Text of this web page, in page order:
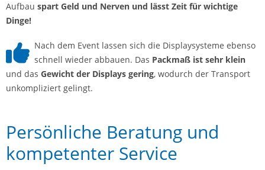
Aufbau spart Geld und Nerven und lässt Zeit für wichtige
Dinge!
Nach dem Event lassen sich die Displaysysteme ebenso
schnell wieder abbauen. Das Packmaß ist sehr klein
und das Gewicht der Displays gering, wodurch der Transport
unkompliziert gelingt.
Persönliche Beratung und
kompetenter Service